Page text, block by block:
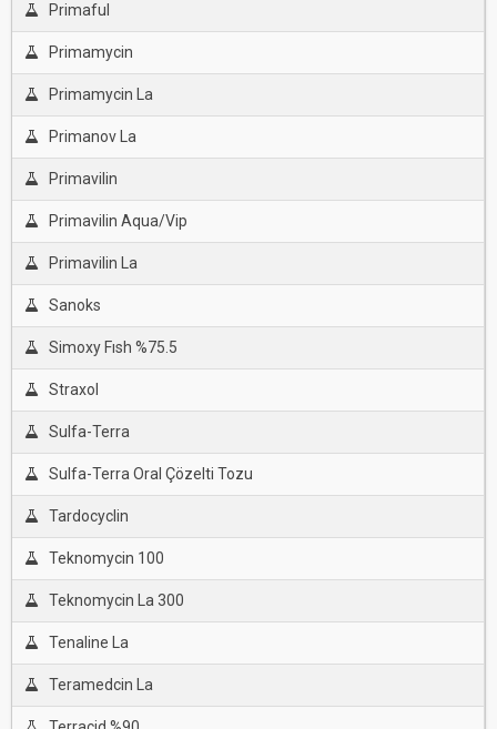
Primaful
Primamycin
Primamycin La
Primanov La
Primavilin
Primavilin Aqua/Vip
Primavilin La
Sanoks
Simoxy Fısh %75.5
Straxol
Sulfa-Terra
Sulfa-Terra Oral Çözelti Tozu
Tardocyclin
Teknomycin 100
Teknomycin La 300
Tenaline La
Teramedcin La